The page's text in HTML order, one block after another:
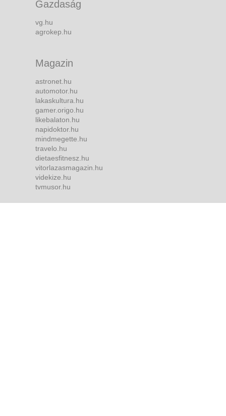
Gazdaság
vg.hu
agrokep.hu
Magazin
astronet.hu
automotor.hu
lakaskultura.hu
gamer.origo.hu
likebalaton.hu
napidoktor.hu
mindmegette.hu
travelo.hu
dietaesfitnesz.hu
vitorlazasmagazin.hu
videkize.hu
tvmusor.hu